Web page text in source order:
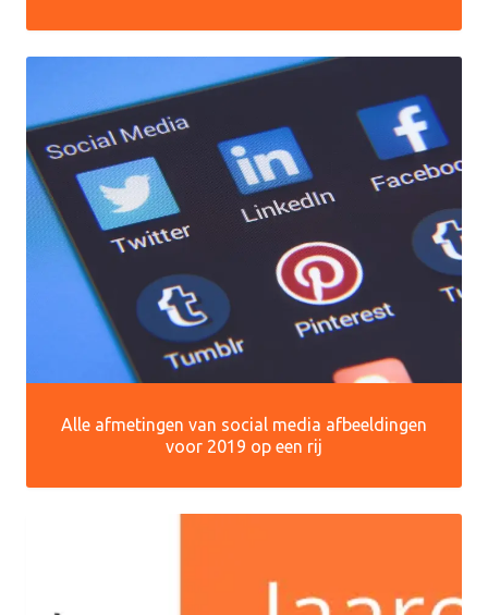
Alle afmetingen van social media afbeeldingen
voor 2019 op een rij